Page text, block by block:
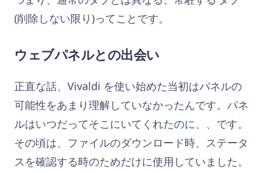
(削除しない限り)ってことです。
ウェブパネルとの出会い
正直な話、Vivaldi を使い始めた当初はパネルの
可能性をあまり理解していなかったんです。パネ
ルはいつだってそこにいてくれたのに、、です。
その頃は、ファイルのダウンロード時、ステータ
スを確認する時のためだけに使用していました。